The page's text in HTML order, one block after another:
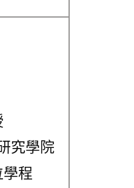
究學院
程